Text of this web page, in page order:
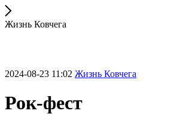
Жизнь Ковчега
2024-08-23 11:02 Жизнь Ковчега
Рок-фест